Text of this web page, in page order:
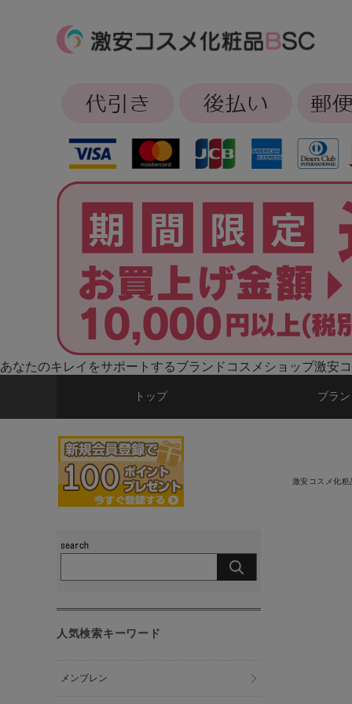
あなたのキレイをサポートするブランドコスメショップ激安
トップ ブラ
激安コスメ化
人気検索キーワード
メンブレン